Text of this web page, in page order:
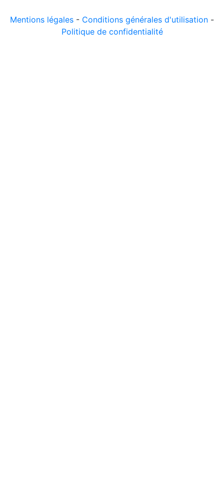
Mentions légales - Conditions générales d'utilisation -
Politique de confidentialité